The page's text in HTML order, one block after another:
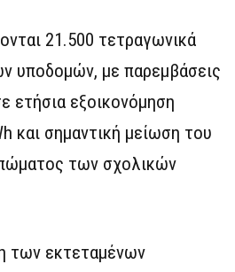
21.500 τετραγωνικά
υποδομών, με παρεμβάσεις
ετήσια εξοικονόμηση
και σημαντική μείωση του
των σχολικών
των εκτεταμένων